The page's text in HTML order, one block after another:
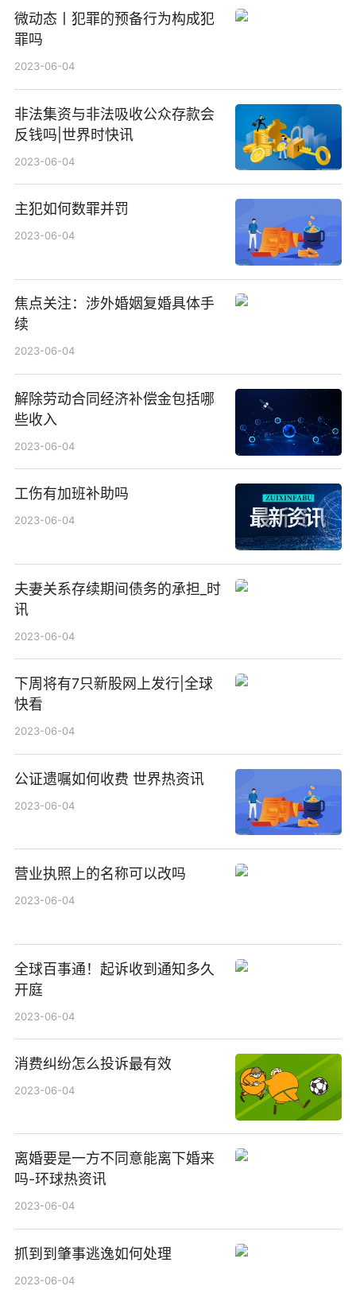
微动态丨犯罪的预备行为构成犯
罪吗
2023-06-04
非法集资与非法吸收公众存款会
反钱吗|世界时快讯
2023-06-04
主犯如何数罪并罚
2023-06-04
焦点关注：涉外婚姻复婚具体手
续
2023-06-04
解除劳动合同经济补偿金包括哪
些收入
2023-06-04
工伤有加班补助吗
2023-06-04
夫妻关系存续期间债务的承担_时
讯
2023-06-04
下周将有7只新股网上发行|全球
快看
2023-06-04
公证遗嘱如何收费 世界热资讯
2023-06-04
营业执照上的名称可以改吗
2023-06-04
全球百事通！起诉收到通知多久
开庭
2023-06-04
消费纠纷怎么投诉最有效
2023-06-04
离婚要是一方不同意能离下婚来
吗-环球热资讯
2023-06-04
抓到到肇事逃逸如何处理
2023-06-04